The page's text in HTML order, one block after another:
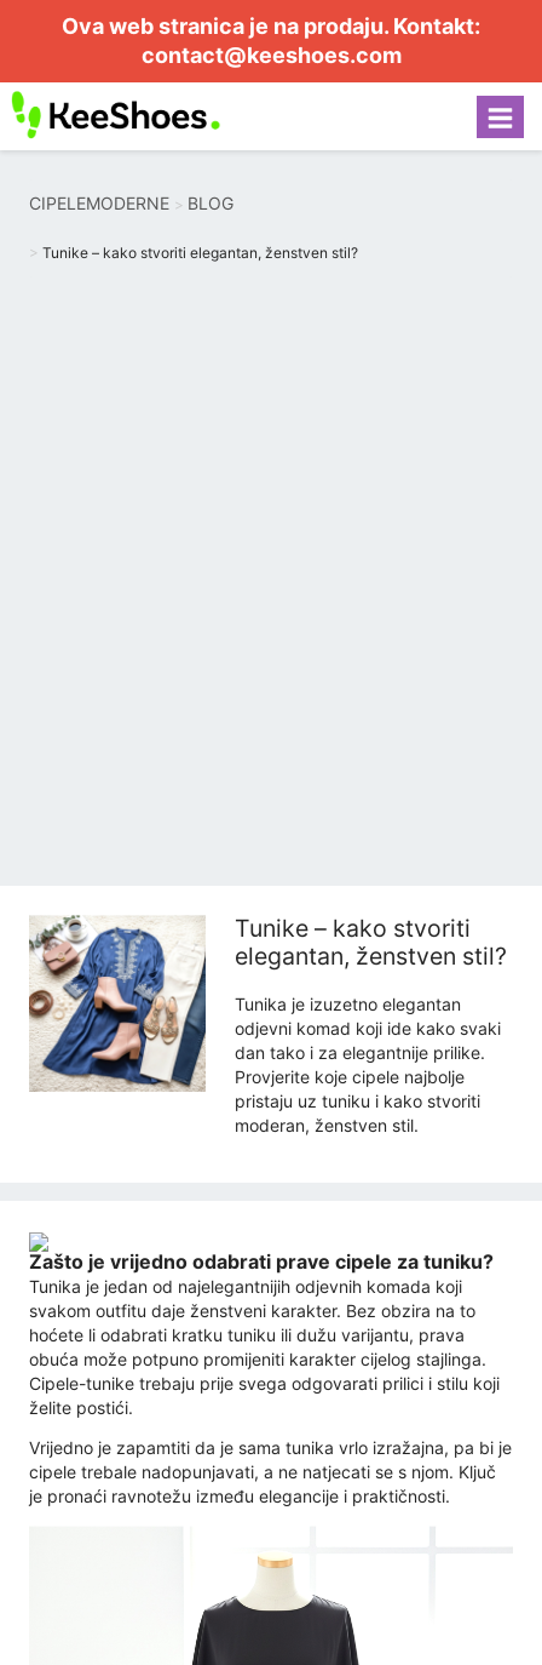
Ova web stranica je na prodaju. Kontakt:
contact@keeshoes.com
CIPELEMODERNE BLOG
Tunike – kako stvoriti elegantan, ženstven stil?
Tunike – kako stvoriti
elegantan, ženstven stil?
Tunika je izuzetno elegantan
odjevni komad koji ide kako svaki
dan tako i za elegantnije prilike.
Provjerite koje cipele najbolje
pristaju uz tuniku i kako stvoriti
moderan, ženstven stil.
Zašto je vrijedno odabrati prave cipele za tuniku?
Tunika je jedan od najelegantnijih odjevnih komada koji
svakom outfitu daje ženstveni karakter. Bez obzira na to
hoćete li odabrati kratku tuniku ili dužu varijantu, prava
obuća može potpuno promijeniti karakter cijelog stajlinga.
Cipele-tunike trebaju prije svega odgovarati prilici i stilu koji
želite postići.
Vrijedno je zapamtiti da je sama tunika vrlo izražajna, pa bi je
cipele trebale nadopunjavati, a ne natjecati se s njom. Ključ
je pronaći ravnotežu između elegancije i praktičnosti.